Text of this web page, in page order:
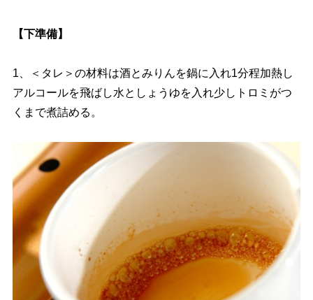
【下準備】
1、＜タレ＞の材料は酒とみりんを鍋に入れ1分程加熱し
アルコールを飛ばし水としょうゆを入れ少しトロミがつ
くまで煮詰める。